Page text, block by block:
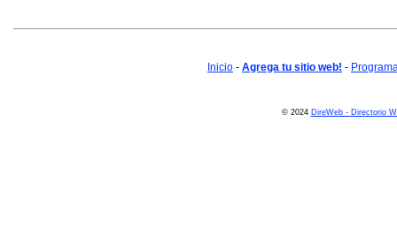
Inicio - Agrega tu sitio web! -
© 2024 DireWeb - Directorio